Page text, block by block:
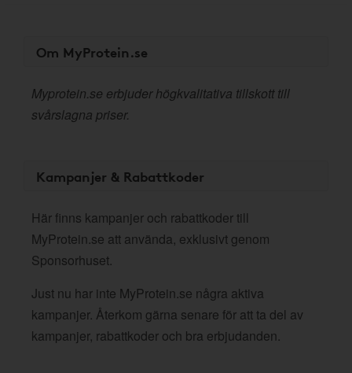
Om MyProtein.se
Myprotein.se erbjuder högkvalitativa tillskott till
svårslagna priser.
Kampanjer & Rabattkoder
Här finns kampanjer och rabattkoder till
MyProtein.se att använda, exklusivt genom
Sponsorhuset.
Just nu har inte MyProtein.se några aktiva
kampanjer. Återkom gärna senare för att ta del av
kampanjer, rabattkoder och bra erbjudanden.